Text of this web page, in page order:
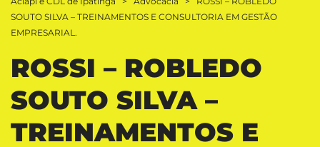
SOUTO SILVA – TREINAMENTOS E CONSULTORIA EM GESTÃO
EMPRESARIAL.
ROSSI – ROBLEDO
SOUTO SILVA –
TREINAMENTOS E